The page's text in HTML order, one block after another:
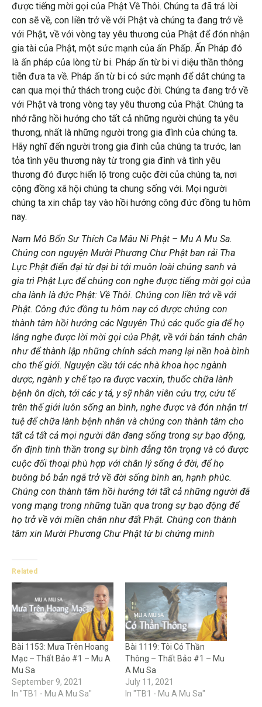
được tiếng mời gọi của Phật Về Thôi. Chúng ta đã trả lời
con sẽ về, con liền trở về với Phật và chúng ta đang trở về
với Phật, về với vòng tay yêu thương của Phật để đón nhận
gia tài của Phật, một sức mạnh của ấn Phấp. Ấn Pháp đó
là ấn pháp của lòng từ bi. Pháp ấn từ bi vi diệu thần thông
tiễn đưa ta về. Pháp ấn từ bi có sức mạnh để dắt chúng ta
can qua mọi thử thách trong cuộc đời. Chúng ta đang trở về
với Phật và trong vòng tay yêu thương của Phật. Chúng ta
nhớ rằng hồi hướng cho tất cả những người chúng ta yêu
thương, nhất là những người trong gia đình của chúng ta.
Hãy nghĩ đến người trong gia đình của chúng ta trước, lan
tỏa tình yêu thương này từ trong gia đình và tình yêu
thương đó được hiển lộ trong cuộc đời của chúng ta, nơi
cộng đồng xã hội chúng ta chung sống với. Mọi người
chúng ta xin chắp tay vào hồi hướng công đức đồng tu hôm
nay.
Nam Mô Bổn Sư Thích Ca Mâu Ni Phật – Mu A Mu Sa.
Chúng con nguyện Mười Phương Chư Phật ban rải Tha
Lực Phật điển đại từ đại bi tới muôn loài chúng sanh và
gia trì Phật Lực để chúng con nghe được tiếng mời gọi của
cha lành là đức Phật: Về Thôi. Chúng con liền trở về với
Phật. Công đức đồng tu hôm nay có được chúng con
thành tâm hồi hướng các Nguyên Thủ các quốc gia để họ
lắng nghe được lời mời gọi của Phật, về với bản tánh chân
như để thành lập những chính sách mang lại nền hoà bình
cho thế giới. Nguyện cầu tới các nhà khoa học ngành
dược, ngành y chế tạo ra được vacxin, thuốc chữa lành
bệnh ôn dịch, tới các y tá, y sỹ nhân viên cứu trợ, cứu tế
trên thế giới luôn sống an bình, nghe được và đón nhận trí
tuệ để chữa lành bệnh nhân và chúng con thành tâm cho
tất cả tất cả mọi người dân đang sống trong sự bạo động,
ổn định tinh thần trong sự bình đẳng tôn trọng và có được
cuộc đối thoại phù hợp với chân lý sống ở đời, để họ
buông bỏ bản ngã trở về đời sống bình an, hạnh phúc.
Chúng con thành tâm hồi hướng tới tất cả những người đã
vong mạng trong những tuần qua trong sự bạo động để
họ trở về với miền chân như đất Phật. Chúng con thành
tâm xin Mười Phương Chư Phật từ bi chứng minh
Related
Bài 1153: Mưa Trên Hoang
Mạc – Thất Bảo #1 – Mu A
Mu Sa
September 9, 2021
In "TB1 - Mu A Mu Sa"
Bài 1119: Tôi Có Thần
Thông – Thất Bảo #1 – Mu
A Mu Sa
July 11, 2021
In "TB1 - Mu A Mu Sa"